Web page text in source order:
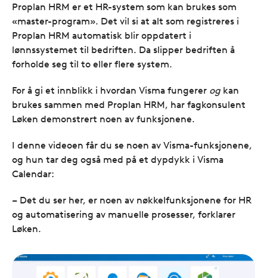
Proplan HRM er et HR-system som kan brukes som
«master-program». Det vil si at alt som registreres i
Proplan HRM automatisk blir oppdatert i
lønnssystemet til bedriften. Da slipper bedriften å
forholde seg til to eller flere system.
For å gi et innblikk i hvordan Visma fungerer og kan
brukes sammen med Proplan HRM, har fagkonsulent
Løken demonstrert noen av funksjonene.
I denne videoen får du se noen av Visma-funksjonene,
og hun tar deg også med på et dypdykk i Visma
Calendar:
– Det du ser her, er noen av nøkkelfunksjonene for HR
og automatisering av manuelle prosesser, forklarer
Løken.